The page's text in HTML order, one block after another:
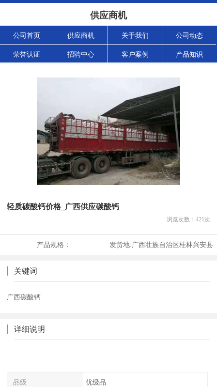
供应商机
公司首页 供应商机 关于我们 公司动态
荣誉认证 招聘中心 客户案例 产品知识
轻质碳酸钙价格_广西供应碳酸钙
浏览次数： 421次
产品规格： 发货地:广西壮族自治区桂林兴安县
关键词
广西碳酸钙
详细说明
品级 优级品